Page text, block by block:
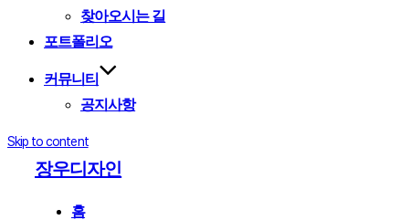
찾아오시는 길
포트폴리오
커뮤니티
공지사항
Skip to content
장우디자인
홈